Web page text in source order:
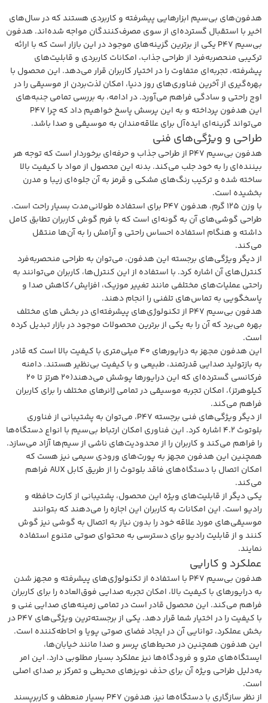
هدفون‌های بی‌سیم ابزارهایی پیشرفته و کاربردی هستند که در سال‌های
اخیر با استقبال گسترده‌ای از سوی مصرف‌کنندگان مواجه شده‌اند. هدفون
بی‌سیم P47 یکی از برترین گزینه‌های موجود در این بازار است که با ارائه
ترکیبی منحصربه‌فرد از طراحی جذاب، امکانات کاربردی و قابلیت‌های
پیشرفته، تجربه‌ای متفاوت را در اختیار کاربران قرار می‌دهد. این محصول با
بهره‌گیری از آخرین فناوری‌های روز دنیا، امکان لذت‌بردن از موسیقی را در
اوج راحتی و سادگی فراهم می‌آورد. در ادامه، به بررسی تمامی جنبه‌های
این هدفون پرداخته و به این پرسش پاسخ خواهیم داد که چرا P47
می‌تواند گزینه‌ای ایده‌آل برای علاقه‌مندان به موسیقی و صدا باشد.
طراحی و ویژگی‌های فنی
هدفون بی‌سیم P47 از طراحی جذاب و حرفه‌ای برخوردار است که توجه هر
بیننده‌ای را به خود جلب می‌کند. بدنه این محصول از مواد با کیفیت بالا
ساخته شده و ترکیب رنگ‌های مشکی و قرمز به آن جلوه‌ای زیبا و مدرن
بخشیده است.
با وزن 125 گرم، هدفون P47 برای استفاده طولانی‌مدت بسیار راحت است.
طراحی گوشی‌های آن به گونه‌ای است که با فرم گوش کاربران تطابق کامل
داشته و هنگام استفاده احساس راحتی و آرامش را به آن‌ها منتقل
می‌کند.
از دیگر ویژگی‌های برجسته این هدفون، می‌توان به طراحی منحصربه‌فرد
کنترل‌های آن اشاره کرد. با استفاده از این کنترل‌ها، کاربران می‌توانند به
راحتی عملیات‌های مختلفی مانند تغییر موزیک، افزایش/کاهش صدا و
پاسخگویی به تماس‌های تلفنی را انجام دهند.
هدفون بی‌سیم P47 از تکنولوژی‌های پیشرفته‌ای در بخش های مختلف
بهره می‌برد که آن را به یکی از برترین محصولات موجود در بازار تبدیل کرده
است.
این هدفون مجهز به درایورهای 40 میلی‌متری با کیفیت بالا است که قادر
به بازتولید صدایی قدرتمند، طبیعی و با کیفیت بی‌نظیر هستند. دامنه
فرکانسی گسترده‌ای که این درایورها پوشش می‌دهند(20 هرتز تا 20
کیلوهرتز)، امکان تجربه موسیقی در تمامی ژانرهای مختلف را برای کاربران
فراهم می‌کند.
از دیگر ویژگی‌های فنی برجسته P47، می‌توان به پشتیبانی از فناوری
بلوتوث 4.2 اشاره کرد. این فناوری امکان ارتباط بی‌سیم با انواع دستگاه‌ها
را فراهم می‌کند و کاربران را از محدودیت‌های ناشی از سیم‌ها آزاد می‌سازد.
همچنین این هدفون مجهز به پورت‌های ورودی سیمی نیز هست که
امکان اتصال با دستگاه‌های فاقد بلوتوث را از طریق کابل AUX فراهم
می‌کند.
یکی دیگر از قابلیت‌های ویژه این محصول، پشتیبانی از کارت حافظه و
رادیو است. این امکانات به کاربران این اجازه را می‌دهند که بتوانند
موسیقی‌های مورد علاقه خود را بدون نیاز به اتصال به گوشی نیز گوش
کنند و از قابلیت رادیو برای دسترسی به محتوای صوتی متنوع استفاده
نمایند.
عملکرد و کارایی
هدفون بی‌سیم P47 با استفاده از تکنولوژی‌های پیشرفته و مجهز شدن
به درایورهای با کیفیت بالا، امکان تجربه صدایی فوق‌العاده را برای کاربران
فراهم می‌کند. این محصول قادر است در تمامی زمینه‌های صدایی غنی و
با کیفیت را در اختیار شما قرار دهد. یکی از برجسته‌ترین ویژگی‌های P47 در
بخش عملکرد، توانایی آن در ایجاد فضای صوتی پویا و احاطه‌کننده است.
این هدفون همچنین در محیط‌های پرسر و صدا مانند خیابان‌ها،
ایستگاه‌های مترو و فرودگاه‌ها نیز عملکرد بسیار مطلوبی دارد. این امر
به‌دلیل طراحی ویژه آن برای حذف نویزهای محیطی و تمرکز بر صدای اصلی
است.
از نظر سازگاری با دستگاه‌ها نیز، هدفون P47 بسیار منعطف و کاربرپسند